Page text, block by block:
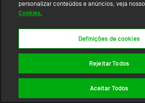
personalizar conteúdos e anúncios, veja nosso
Cookies.
Definições de cookies
Rejeitar Todos
Aceitar Todos